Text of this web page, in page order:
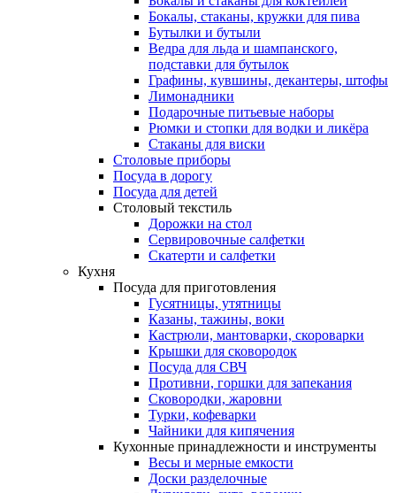
Бокалы, стаканы, кружки для пива
Бутылки и бутыли
Ведра для льда и шампанского,
подставки для бутылок
Графины, кувшины, декантеры, штофы
Лимонадники
Подарочные питьевые наборы
Рюмки и стопки для водки и ликёра
Стаканы для виски
Столовые приборы
Посуда в дорогу
Посуда для детей
Столовый текстиль
Дорожки на стол
Сервировочные салфетки
Скатерти и салфетки
Кухня
Посуда для приготовления
Гусятницы, утятницы
Казаны, тажины, воки
Кастрюли, мантоварки, скороварки
Крышки для сковородок
Посуда для СВЧ
Противни, горшки для запекания
Сковородки, жаровни
Турки, кофеварки
Чайники для кипячения
Кухонные принадлежности и инструменты
Весы и мерные емкости
Доски разделочные